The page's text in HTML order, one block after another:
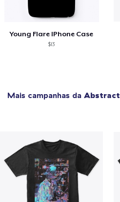
Young Flare IPhone Case
$13
Mais campanhas da Abstract